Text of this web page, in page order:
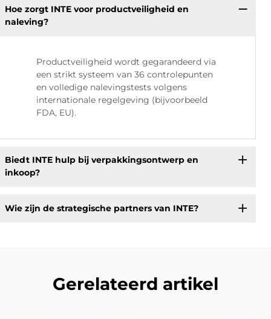
Hoe zorgt INTE voor productveiligheid en
naleving?
Productveiligheid wordt gegarandeerd via
een strikt systeem van 36 controlepunten
en volledige nalevingstests volgens
internationale regelgeving (bijvoorbeeld
FDA, EU).
Biedt INTE hulp bij verpakkingsontwerp en
inkoop?
Wie zijn de strategische partners van INTE?
Gerelateerd artikel